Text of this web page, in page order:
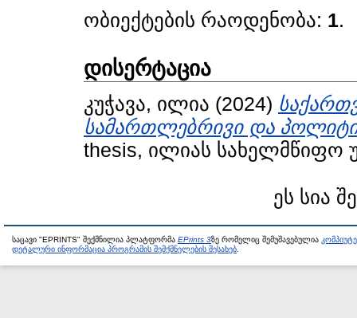
ობიექტების რაოდენობა: 1.
დისერტაცია
კუჭავა, ილია (2024)
სამართლებრივი და
thesis, ილიას სახელმწიფო
ეს სია
საცავი "EPRINTS" შექმნილია პლატფორმა EPrints 3ზე რომელიც შემუშავებულია
დეტალური ინფორმაცია პროგრამის შემქმნელების შესახებ